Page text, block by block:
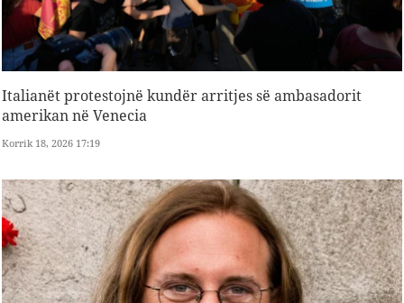
Italianët protestojnë kundër arritjes së ambasadorit
amerikan në Venecia
Korrik 18, 2026 17:19